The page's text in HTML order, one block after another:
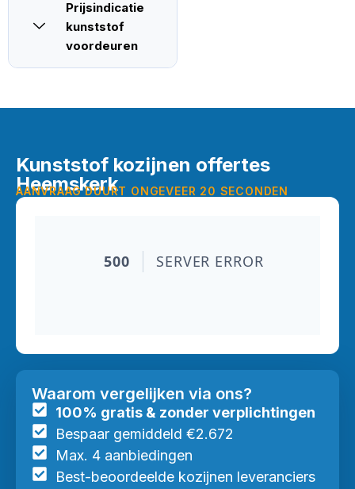
Prijsindicatie
kunststof
voordeuren
Waarom vergelijken via ons?
100% gratis & zonder verplichtingen
Bespaar gemiddeld €2.672
Max. 4 aanbiedingen
Best-beoordeelde kozijnen leveranciers
Kunststof kozijnen offertes
Heemskerk
AANVRAAG DUURT ONGEVEER 20 SECONDEN